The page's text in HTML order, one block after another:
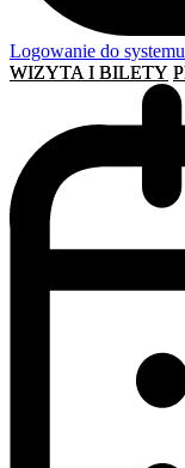
Logowanie do systemu
WIZYTA I BILETY